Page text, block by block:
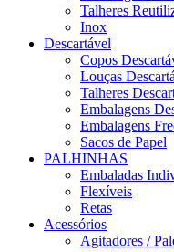
Talheres
Inox
Descartável
Copos
Louças
Talheres
Embalagens
Embalagens
Sacos de Papel
PALHINHAS
Embaladas
Flexíveis
Retas
Acessórios
Agitadores /